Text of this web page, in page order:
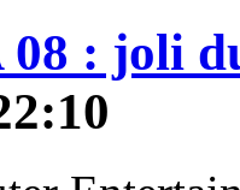
08 : joli